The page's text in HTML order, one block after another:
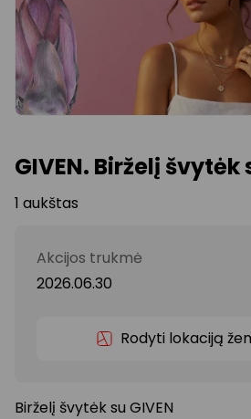
GIVEN. Birželį švytėk
1 aukštas
Akcijos trukmė
2026.06.30
Rodyti lokaciją
Birželį švytėk su GIVEN